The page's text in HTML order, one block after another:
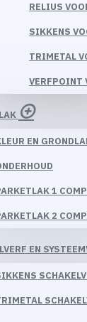
RELIUS
SIKKENS
TRIMETAL
VERFPOINT
EN
1
2
EN